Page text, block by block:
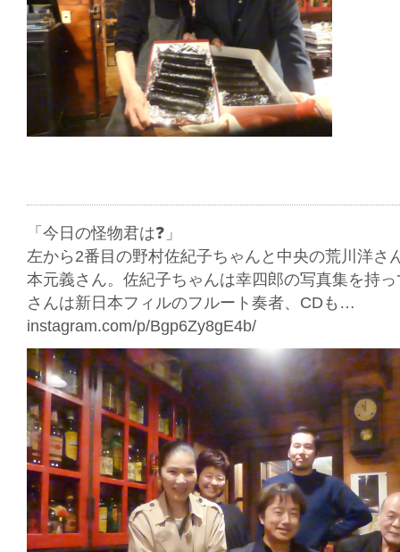
「今日の怪物君は❓」
左から2番目の野村佐紀子ちゃんと中央の荒川洋さ
本元義さん。佐紀子ちゃんは幸四郎の写真集を持
さんは新日本フィルのフルート奏者、CDも…
instagram.com/p/Bgp6Zy8gE4b/